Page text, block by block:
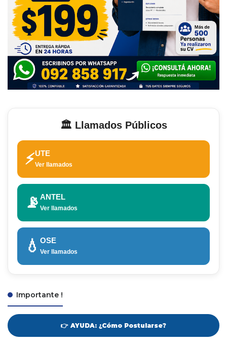
🏛️ Llamados Públicos
⚡UTE
Ver llamados
📡 ANTEL
Ver llamados
💧 OSE
Ver llamados
Importante !
👉 AYUDA: ¿Cómo Postularse?